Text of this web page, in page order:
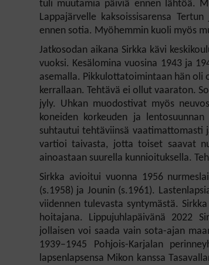
tuli muutamia päiviä ennen lähtöä.
Lappajärvelle kaksoissisarensa
ennen sotia. Myöhemmin kuoli myös
Jatkosodan aikana Sirkka kävi
vuoksi. Kesälomina vuosina 1943 ja
asemalla. Pikkulottatoimintaan hän
kerrallaan. Tehtävä ei ollut vaaraton.
jyly. Uhkan muodostivat myös
koneiden korkeuden ja
suhtautui tehtäviinsä vaatimattomasti
vartioi taivasta, jotta toiset saavat
ainoastaan suurella kunnioituksella.
Sirkka avioitui vuonna 1956
(s.1958) ja Jounin (s.1961).
viidennen tulevasta syntymästä.
hoitajana. Lippujuhlapäivänä 2022
jollaisen voi saada vain sota-ajan
1939–1945 Pohjois-Karjalan
lapsenlapsensa Mikon kanssa